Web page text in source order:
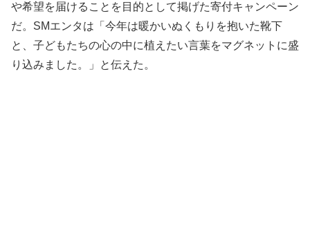
や希望を届けることを目的として掲げた寄付キャンペーン
だ。SMエンタは「今年は暖かいぬくもりを抱いた靴下
と、子どもたちの心の中に植えたい言葉をマグネットに盛
り込みました。」と伝えた。